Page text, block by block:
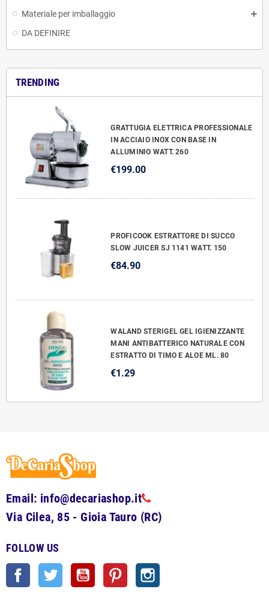
Materiale per imballaggio
DA DEFINIRE
TRENDING
GRATTUGIA ELETTRICA PROFESSIONALE
IN ACCIAIO INOX CON BASE IN
ALLUMINIO WATT. 260
€199.00
PROFICOOK ESTRATTORE DI SUCCO
SLOW JUICER SJ 1141 WATT. 150
€84.90
WALAND STERIGEL GEL IGIENIZZANTE
MANI ANTIBATTERICO NATURALE CON
ESTRATTO DI TIMO E ALOE ML. 80
€1.29
Email: info@decariashop.it
Via Cilea, 85 - Gioia Tauro (RC)
FOLLOW US
Facebook Twitter YouTube Pinterest